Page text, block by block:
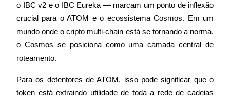
BTC Flexible Staking | Daily Rewards
o IBC v2 e o IBC Eureka — marcam um ponto de inflexão
crucial para o ATOM e o ecossistema Cosmos. Em um
mundo onde o cripto multi-chain está se tornando a norma,
o Cosmos se posiciona como uma camada central de
roteamento.
Para os detentores de ATOM, isso pode significar que o
token está extraindo utilidade de toda a rede de cadeias